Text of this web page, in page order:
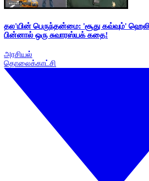
தல'யின் பெருந்தன்மை: 'சூது கவ்வும்'
பின்னால் ஒரு சுவாரஸ்யக் கதை!
அரசியல்
தொலைக்காட்சி